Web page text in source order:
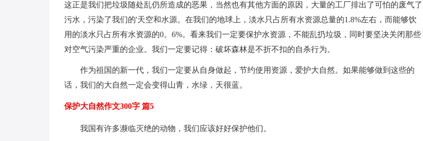
这正是我们把垃圾随处乱仍所造成的恶果，当然也有其他方面的原因，大量的工厂排出了可怕的废气了
污水，污染了我们的'天空和水源。在我们的地球上，淡水只占所有水资源总量的1.8%左右，而能够饮
用的淡水只占所有水资源的0。6%。看来我们一定要保护水资源，不能乱扔垃圾，同时要坚决关闭那些
对空气污染严重的企业。我们一定要记得：破坏森林是不折不扣的自杀行为。
作为祖国的新一代，我们一定要从自身做起，节约使用资源，爱护大自然。如果能够做到这些的
话，我们的大自然一定会变得山青，水绿，天很蓝。
保护大自然作文300字 篇5
我国有许多濒临灭绝的动物，我们应该好好保护他们。